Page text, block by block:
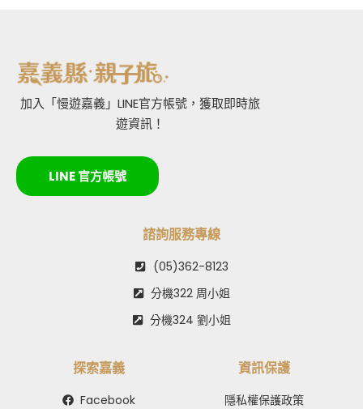
加入「慢遊嘉義」LINE官方帳號，獲取即時旅
遊資訊！
LINE 官方帳號
諮詢服務專線
(05)362-8123
分機322 周小姐
分機324 劉小姐
探索嘉義
Facebook
資訊保護
隱私權保護政策